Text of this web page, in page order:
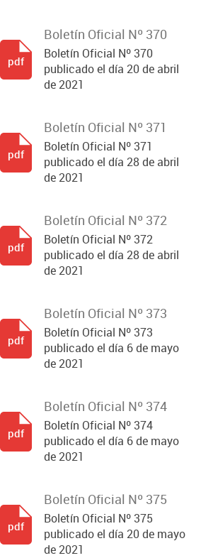
Boletín Oficial Nº 370
Boletín Oficial Nº 370
publicado el día 20 de abril
de 2021
pdf
Boletín Oficial Nº 371
Boletín Oficial Nº 371
publicado el día 28 de abril
de 2021
pdf
Boletín Oficial Nº 372
Boletín Oficial Nº 372
publicado el día 28 de abril
de 2021
pdf
Boletín Oficial Nº 373
Boletín Oficial Nº 373
publicado el día 6 de mayo
de 2021
pdf
Boletín Oficial Nº 374
Boletín Oficial Nº 374
publicado el día 6 de mayo
de 2021
pdf
Boletín Oficial Nº 375
Boletín Oficial Nº 375
publicado el día 20 de mayo
de 2021
pdf